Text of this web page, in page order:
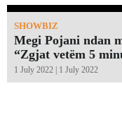
SHOWBIZ
Megi Pojani ndan
“Zgjat vetëm 5
1 July 2022 | 1 July 2022